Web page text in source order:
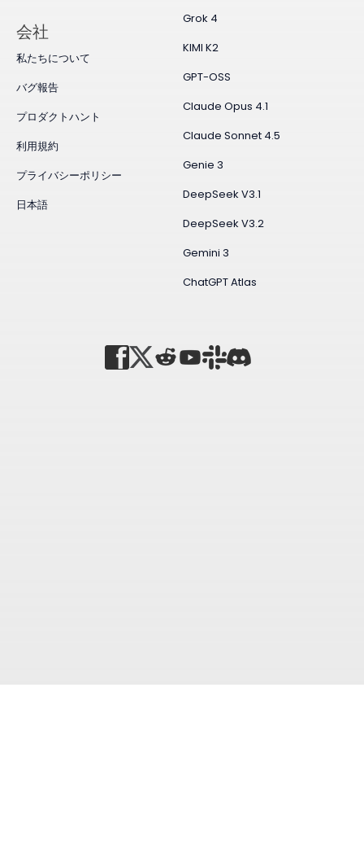
Grok 4
KIMI K2
GPT-OSS
Claude Opus 4.1
Claude Sonnet 4.5
Genie 3
DeepSeek V3.1
DeepSeek V3.2
Gemini 3
ChatGPT Atlas
会社
私たちについて
バグ報告
プロダクトハント
利用規約
プライバシーポリシー
日本語